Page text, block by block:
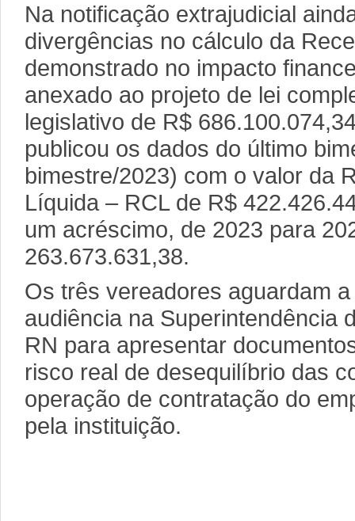
Na notificação extrajudicial
divergências no cálculo da
demonstrado no impacto
anexado ao projeto de lei
legislativo de R$
publicou os dados do último
bimestre/2023) com o valor da
Líquida – RCL de R$
um acréscimo, de 2023 para
263.673.631,38.
Os três vereadores aguardam
audiência na Superintendência
RN para apresentar
risco real de desequilíbrio das
operação de contratação do
pela instituição.